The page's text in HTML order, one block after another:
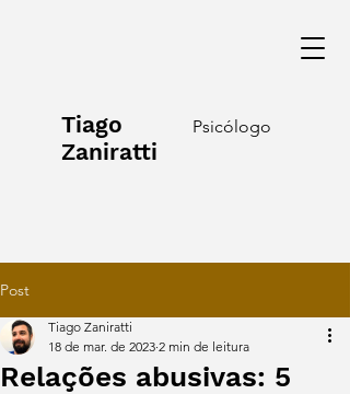
Tiago
Zaniratti
Psicólogo
Post
Relações abusivas: 5
Tiago Zaniratti
18 de mar. de 2023 2 min de leitura